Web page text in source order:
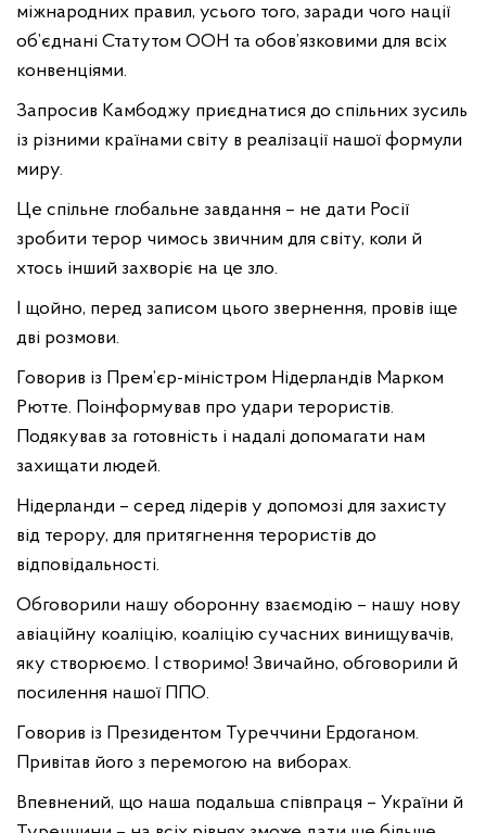
міжнародних правил, усього того, заради чого нації
об’єднані Статутом ООН та обов’язковими для всіх
конвенціями.
Запросив Камбоджу приєднатися до спільних зусиль
із різними країнами світу в реалізації нашої формули
миру.
Це спільне глобальне завдання – не дати Росії
зробити терор чимось звичним для світу, коли й
хтось інший захворіє на це зло.
І щойно, перед записом цього звернення, провів іще
дві розмови.
Говорив із Прем’єр-міністром Нідерландів Марком
Рютте. Поінформував про удари терористів.
Подякував за готовність і надалі допомагати нам
захищати людей.
Нідерланди – серед лідерів у допомозі для захисту
від терору, для притягнення терористів до
відповідальності.
Обговорили нашу оборонну взаємодію – нашу нову
авіаційну коаліцію, коаліцію сучасних винищувачів,
яку створюємо. І створимо! Звичайно, обговорили й
посилення нашої ППО.
Говорив із Президентом Туреччини Ердоганом.
Привітав його з перемогою на виборах.
Впевнений, що наша подальша співпраця – України й